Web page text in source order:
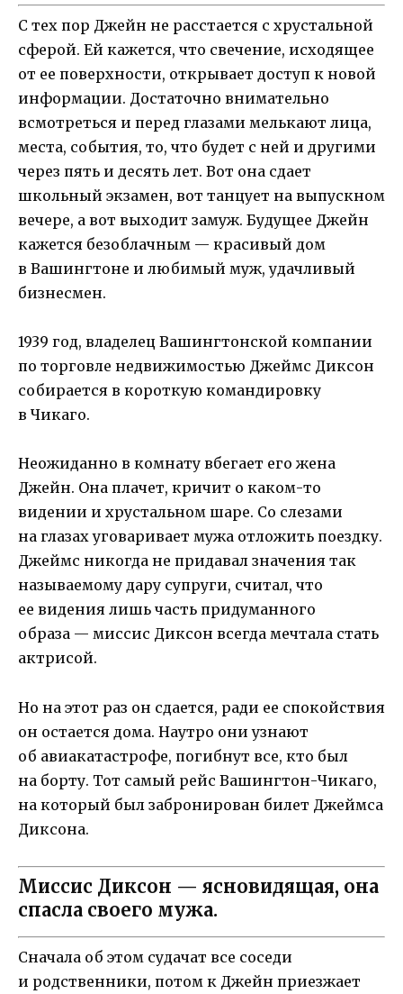
С тех пор Джейн не расстается с хрустальной
сферой. Ей кажется, что свечение, исходящее
от ее поверхности, открывает доступ к новой
информации. Достаточно внимательно
всмотреться и перед глазами мелькают лица,
места, события, то, что будет с ней и другими
через пять и десять лет. Вот она сдает
школьный экзамен, вот танцует на выпускном
вечере, а вот выходит замуж. Будущее Джейн
кажется безоблачным — красивый дом
в Вашингтоне и любимый муж, удачливый
бизнесмен.
1939 год, владелец Вашингтонской компании
по торговле недвижимостью Джеймс Диксон
собирается в короткую командировку
в Чикаго.
Неожиданно в комнату вбегает его жена
Джейн. Она плачет, кричит о каком-то
видении и хрустальном шаре. Со слезами
на глазах уговаривает мужа отложить поездку.
Джеймс никогда не придавал значения так
называемому дару супруги, считал, что
ее видения лишь часть придуманного
образа — миссис Диксон всегда мечтала стать
актрисой.
Но на этот раз он сдается, ради ее спокойствия
он остается дома. Наутро они узнают
об авиакатастрофе, погибнут все, кто был
на борту. Тот самый рейс Вашингтон-Чикаго,
на который был забронирован билет Джеймса
Диксона.
Миссис Диксон — ясновидящая, она
спасла своего мужа.
Сначала об этом судачат все соседи
и родственники, потом к Джейн приезжает